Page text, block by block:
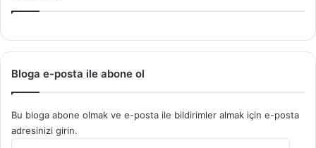
Bloga e-posta ile abone ol
Bu bloga abone olmak ve e-posta ile bildirimler almak için e-posta
adresinizi girin.